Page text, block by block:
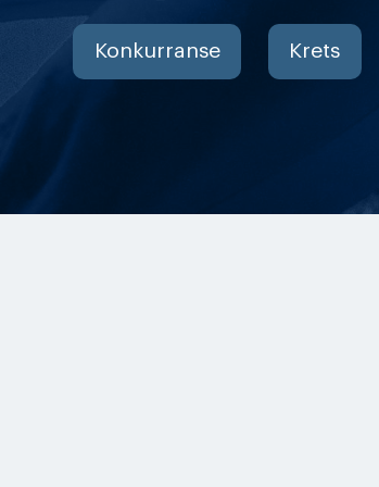
Konkurranse Krets